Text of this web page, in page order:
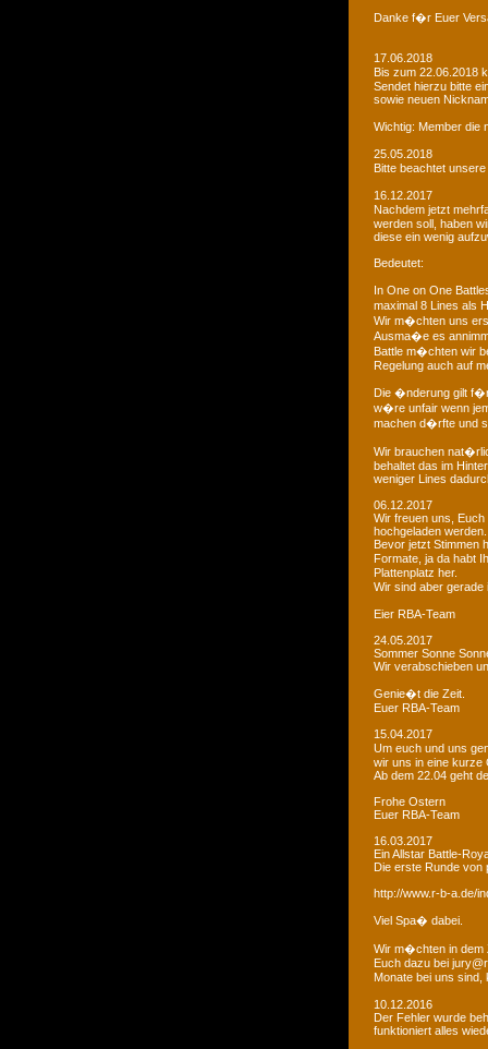
Danke f�r Euer
17.06.2018
Bis zum 22.06.2018
Sendet hierzu bitte
sowie neuen
Wichtig: Member
25.05.2018
Bitte beachtet
16.12.2017
Nachdem jetzt
werden soll, haben
diese ein wenig
Bedeutet:
In One on One
maximal 8 Lines als
Wir m�chten uns
Ausma�e es
Battle m�chten wir
Regelung auch auf
Die �nderung gilt f�r
w�re unfair wenn
machen d�rfte und
Wir brauchen
behaltet das im
weniger Lines
06.12.2017
Wir freuen uns,
hochgeladen werden.
Bevor jetzt Stimmen
Formate, ja da habt
Plattenplatz her.
Wir sind aber
Eier RBA-Team
24.05.2017
Sommer Sonne
Wir verabschieben
Genie�t die Zeit.
Euer RBA-Team
15.04.2017
Um euch und uns
wir uns in eine kurze
Ab dem 22.04 geht
Frohe Ostern
Euer RBA-Team
16.03.2017
Ein Allstar Battle-
Die erste Runde von
http://www.r-b-a.de/
Viel Spa� dabei.
Wir m�chten in dem
Euch dazu bei
Monate bei uns
10.12.2016
Der Fehler wurde
funktioniert alles